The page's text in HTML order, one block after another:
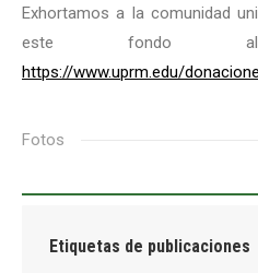
Exhortamos a la comunidad
este fondo
https://www.uprm.edu/
Fotos
Etiquetas de publicaciones